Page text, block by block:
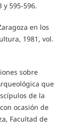
y 595-596.
en los
1981, vol.
sobre
que
de la
ocasión de
Facultad de